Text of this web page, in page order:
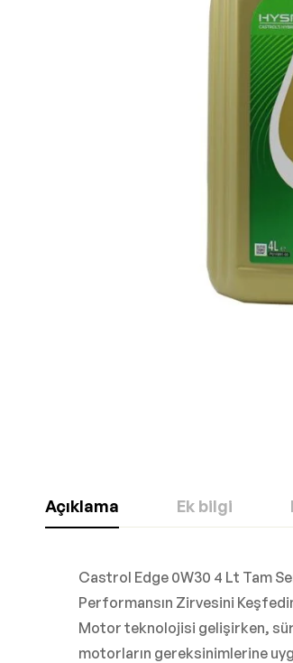
Açıklama Ek bilgi
Castrol Edge 0W30 4 Lt Tam
Performansın Zirvesini
Motor teknolojisi gelişirken,
motorların gereksinimlerine